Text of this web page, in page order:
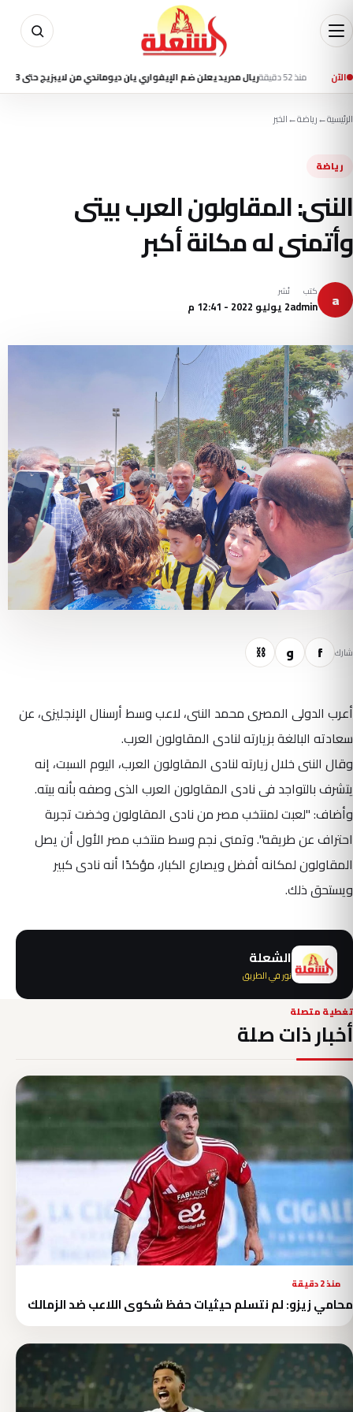
الآن
منذ 52 دقيقة ريال مدريد يعلن ضم الإيفواري يان ديوماندي من لايبزيج حتى 2033 منذ 1 ساعة
الرئيسية←رياضة←الخبر
رياضة
الننى: المقاولون العرب بيتى
وأتمنى له مكانة أكبر
a كتب
admin
نُشر
2 يوليو 2022 - 12:41 م
شارك f و ⛓
أعرب الدولى المصرى محمد الننى، لاعب وسط أرسنال الإنجليزى، عن
سعادته البالغة بزيارته لنادى المقاولون العرب.
وقال الننى خلال زيارته لنادى المقاولون العرب، اليوم السبت، إنه
يتشرف بالتواجد فى نادى المقاولون العرب الذى وصفه بأنه بيته.
وأضاف: "لعبت لمنتخب مصر من نادى المقاولون وخضت تجربة
احتراف عن طريقه". وتمنى نجم وسط منتخب مصر الأول أن يصل
المقاولون لمكانه أفضل ويصارع الكبار، مؤكدًا أنه نادى كبير
ويستحق ذلك.
الشعلة
نور في الطريق
تغطية متصلة
أخبار ذات صلة
منذ 2 دقيقة
محامي زيزو: لم نتسلم حيثيات حفظ شكوى اللاعب ضد الزمالك